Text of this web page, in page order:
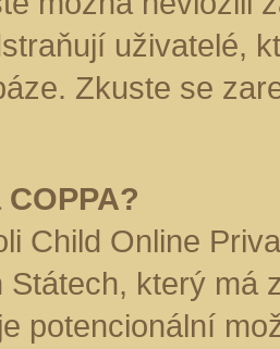
uživatelé,
Zkuste se
Child Online
Státech, který má
potencionální